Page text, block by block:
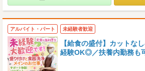
アルバイト・パート 未経験者歓迎
【給食の盛付】カットな
経験OK◎／扶養内勤務も